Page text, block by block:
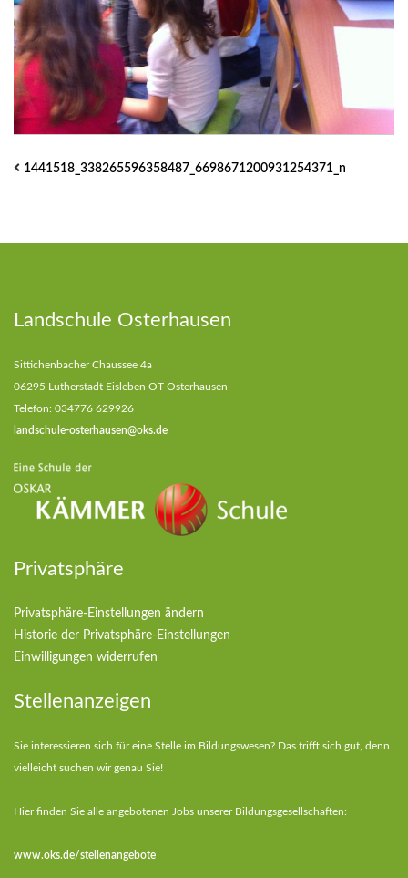
1441518_338265596358487_6698671200931254371_n
Landschule Osterhausen
Sittichenbacher Chaussee 4a
06295 Lutherstadt Eisleben OT Osterhausen
Telefon: 034776 629926
landschule-osterhausen@oks.de
Privatsphäre
Privatsphäre-Einstellungen ändern
Historie der Privatsphäre-Einstellungen
Einwilligungen widerrufen
Stellenanzeigen
Sie interessieren sich für eine Stelle im Bildungswesen? Das trifft sich gut, denn
vielleicht suchen wir genau Sie!
Hier finden Sie alle angebotenen Jobs unserer Bildungsgesellschaften:
www.oks.de/stellenangebote